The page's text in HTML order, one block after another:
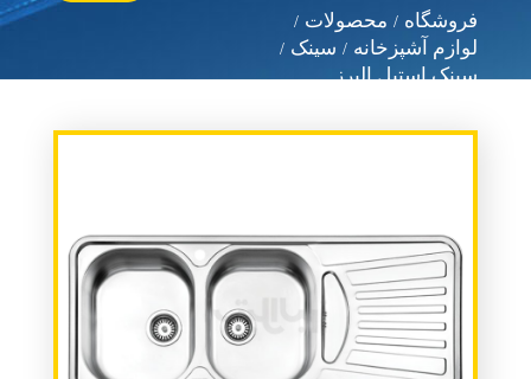
فروشگاه
محصولات
لوازم آشپزخانه
سینک
سینک استیل البرز